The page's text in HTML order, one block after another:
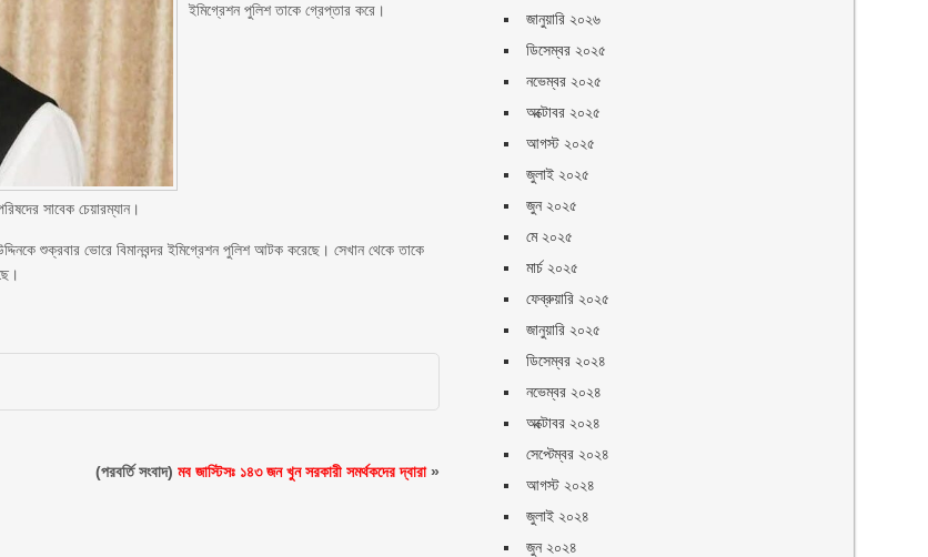
ইমিগ্রেশন পুলিশ তাকে গ্রেপ্তার করে।
সাবেক চেয়ারম্যান।
শুক্রবার ভোরে বিমানবন্দর ইমিগ্রেশন পুলিশ আটক করেছে। সেখান থেকে তাকে
(পরবর্তি সংবাদ)মব জাস্টিসঃ ১৪৩ জন খুন সরকারী সমর্থকদের দ্বারা»
জানুয়ারি ২০২৬
ডিসেম্বর ২০২৫
নভেম্বর ২০২৫
অক্টোবর ২০২৫
আগস্ট ২০২৫
জুলাই ২০২৫
জুন ২০২৫
মে ২০২৫
মার্চ ২০২৫
ফেব্রুয়ারি ২০২৫
জানুয়ারি ২০২৫
ডিসেম্বর ২০২৪
নভেম্বর ২০২৪
অক্টোবর ২০২৪
সেপ্টেম্বর ২০২৪
আগস্ট ২০২৪
জুলাই ২০২৪
জুন ২০২৪